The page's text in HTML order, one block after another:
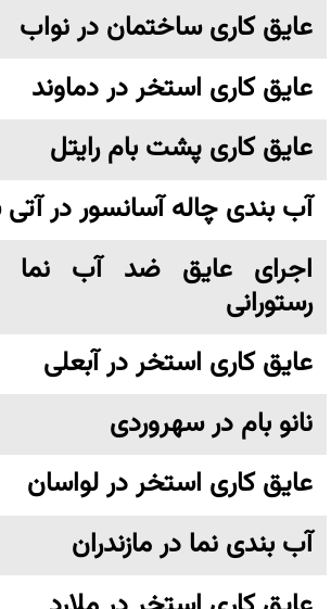
عایق کاری ساختمان در نواب
عایق کاری استخر در دماوند
عایق کاری پشت بام رایتل
آب بندی چاله آسانسور در آتی
اجرای عایق ضد آب نما
رستورانی
عایق کاری استخر در آبعلی
نانو بام در سهروردی
عایق کاری استخر در لواسان
آب بندی نما در مازندران